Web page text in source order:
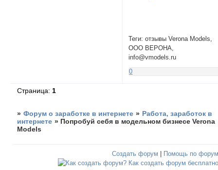
Теги: отзывы Verona Models,
ООО ВЕРОНА,
info@vmodels.ru
0
Страница: 1
» Форум о заработке в интернете » Работа, заработок в
интернете » Попробуй себя в модельном бизнесе Verona
Models
Создать форум Помощь по